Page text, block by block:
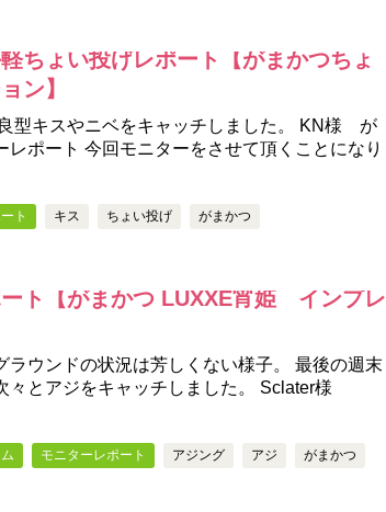
ちょい投げレポート【がまかつちょ
ン】
型キスやニベをキャッチしました。 KN様 が
ポート 今回モニターをさせて頂くことになり
ト キス ちょい投げ がまかつ
ト【がまかつ LUXXE宵姫 インプレ
ラウンドの状況は芳しくない様子。 最後の週末
々とアジをキャッチしました。 Sclater様
モニターレポート アジング アジ がまかつ